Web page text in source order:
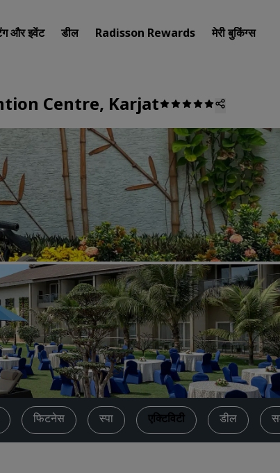
और इवेंट डील Radisson Rewards मेरी बुकिंग्स
अपना होटल खोजें
गंतव्य
रिज़ॉर्ट
सर्विस्ड अपार्टमेंट
एयरपोर्ट होटल
नए और जल्दी शुरू होने वाले
मीटिंग और इवेंट
Radisson Meetings की
मीटिंग की जगह बुक करें
कोट का अनुरोध करें
इवेंट के डेस्टिनेशन
उद्योगों के लिए समाधान
फ्लाइट्स खोजें
फ्लाइट्स खोजें
Centre, Karjat
फिटनेस स्पा एक्टिविटी डील